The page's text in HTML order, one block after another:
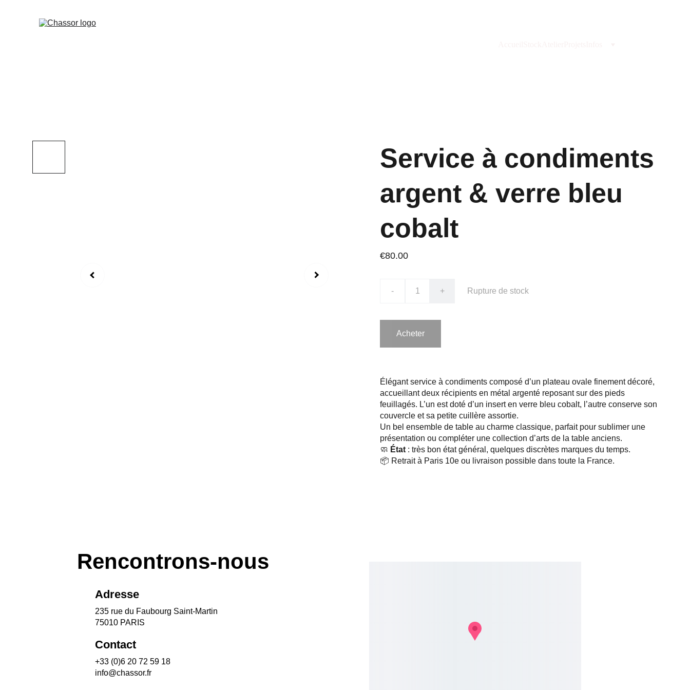
Service à condiments
argent & verre bleu
cobalt
€80.00
- + Rupture de stock
Acheter
Élégant service à condiments composé d’un plateau ovale finement décoré,
accueillant deux récipients en métal argenté reposant sur des pieds
feuillagés. L’un est doté d’un insert en verre bleu cobalt, l’autre conserve son
couvercle et sa petite cuillère assortie.
Un bel ensemble de table au charme classique, parfait pour sublimer une
présentation ou compléter une collection d’arts de la table anciens.
🧼 État : très bon état général, quelques discrètes marques du temps.
📦 Retrait à Paris 10e ou livraison possible dans toute la France.
Rencontrons-nous
Adresse
235 rue du Faubourg Saint-Martin
75010 PARIS
Contact
+33 (0)6 20 72 59 18
info@chassor.fr